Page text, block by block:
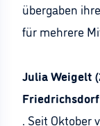
übergaben
für mehrere
Julia Weigelt
Friedrichsdorf
. Seit Oktober